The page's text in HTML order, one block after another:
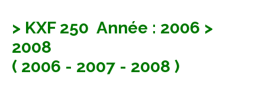
> KXF 250 Année : 2006 >
2008
( 2006 - 2007 - 2008 )